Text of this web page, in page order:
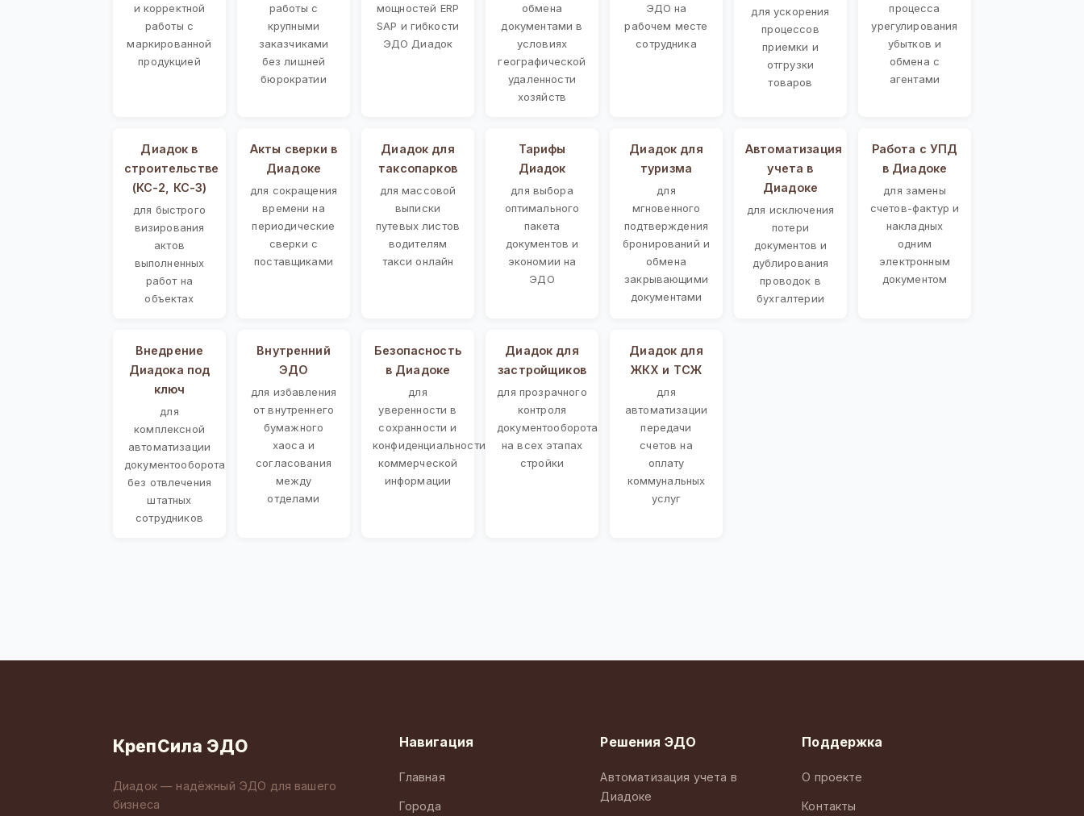
и корректной
работы с
маркированной
продукцией
работы с
крупными
заказчиками
без лишней
бюрократии
мощностей ERP
SAP и гибкости
ЭДО Диадок
обмена
документами в
условиях
географической
удаленности
хозяйств
ЭДО на
рабочем месте
сотрудника
для ускорения
процессов
приемки и
отгрузки
товаров
процесса
урегулирования
убытков и
обмена с
агентами
Диадок в
строительстве
(КС-2, КС-3)
для быстрого
визирования
актов
выполненных
работ на
объектах
Акты сверки в
Диадоке
для сокращения
времени на
периодические
сверки с
поставщиками
Диадок для
таксопарков
для массовой
выписки
путевых листов
водителям
такси онлайн
Тарифы
Диадок
для выбора
оптимального
пакета
документов и
экономии на
ЭДО
Диадок для
туризма
для
мгновенного
подтверждения
бронирований и
обмена
закрывающими
документами
Автоматизация
учета в
Диадоке
для исключения
потери
документов и
дублирования
проводок в
бухгалтерии
Работа с УПД
в Диадоке
для замены
счетов-фактур и
накладных
одним
электронным
документом
Внедрение
Диадока под
ключ
для
комплексной
автоматизации
документооборота
без отвлечения
штатных
сотрудников
Внутренний
ЭДО
для избавления
от внутреннего
бумажного
хаоса и
согласования
между
отделами
Безопасность
в Диадоке
для
уверенности в
сохранности и
конфиденциальности
коммерческой
информации
Диадок для
застройщиков
для прозрачного
контроля
документооборота
на всех этапах
стройки
Диадок для
ЖКХ и ТСЖ
для
автоматизации
передачи
счетов на
оплату
коммунальных
услуг
КрепСила ЭДО
Диадок — надёжный ЭДО для вашего
бизнеса
Навигация
Главная
Города
Решения ЭДО
Автоматизация учета в
Диадоке
Поддержка
О проекте
Контакты